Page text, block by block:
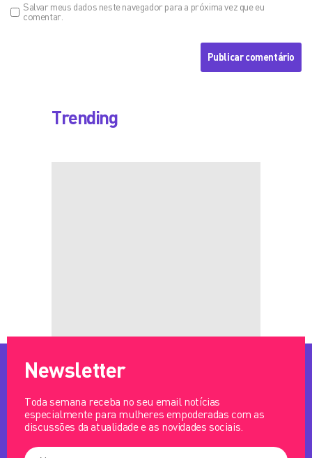
Salvar meus dados neste navegador para a próxima vez que eu
comentar.
Trending
Newsletter
Toda semana receba no seu email notícias
especialmente para mulheres empoderadas com as
discussões da atualidade e as novidades sociais.